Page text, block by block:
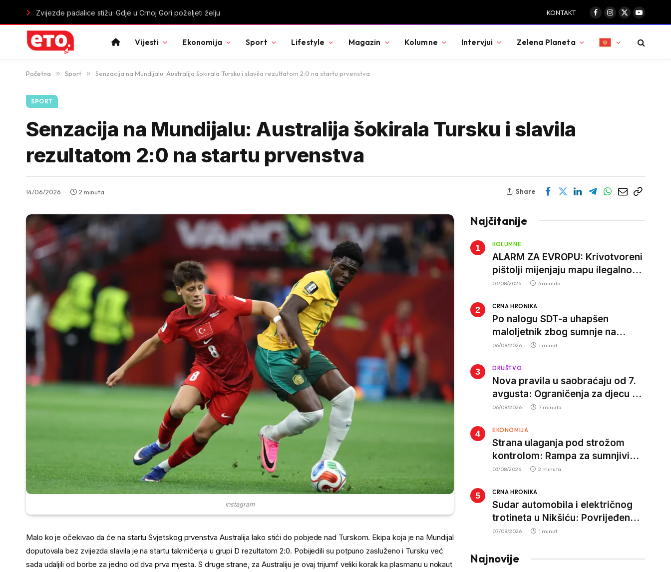
Preminuo Vilijam Orbit, producent Madoninog „Ray of Light“ KONTAKT
Facebook
Instagram
X
(Twitter)
YouTube
Vijesti Ekonomija Sport Lifestyle Magazin Kolumne Intervjui Zelena Planeta
Početna » Sport » Senzacija na Mundijalu: Australija šokirala Tursku i slavila rezultatom 2:0 na startu prvenstva
SPORT
Senzacija na Mundijalu: Australija šokirala Tursku i slavila
rezultatom 2:0 na startu prvenstva
14/06/2026 2 minuta Share
instagram
Malo ko je očekivao da će na startu Svjetskog prvenstva Australija lako stići do pobjede nad Turskom. Ekipa koja je na Mundijal
doputovala bez zvijezda slavila je na startu takmičenja u grupi D rezultatom 2:0. Pobijedili su potpuno zasluženo i Tursku već
sada udaljili od borbe za jedno od dva prva mjesta. S druge strane, za Australiju je ovaj trijumf veliki korak ka plasmanu u nokaut
Najčitanije
KOLUMNE
ALARM ZA EVROPU: Krivotvoreni
pištolji mijenjaju mapu ilegalnog
tržišta, istrage ukazuju na
03/08/2026 3 minuta
CRNA HRONIKA
Po nalogu SDT-a uhapšen
maloljetnik zbog sumnje na
vrbovanje i obučavanje za
06/08/2026 1 minut
DRUŠTVO
Nova pravila u saobraćaju od 7.
avgusta: Ograničenja za djecu na
trotinetima i mlade vozače, veće
djece
06/08/2026 7 minuta
EKONOMIJA
Strana ulaganja pod strožom
kontrolom: Rampa za sumnjivi
kapital
03/08/2026 2 minuta
CRNA HRONIKA
Sudar automobila i električnog
trotineta u Nikšiću: Povrijeđen
vozač trotineta, prebačen u
07/08/2026 1 minut
Najnovije